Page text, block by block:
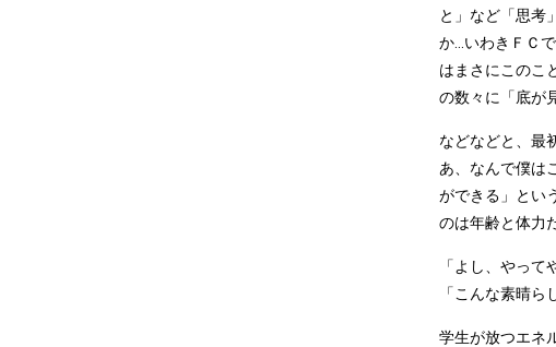
と」など「思考
か...いわきＦＣ
はまさにこのこ
の数々に「底が
などなどと、最
あ、なんで僕は
ができる」とい
のは年齢と体力
「よし、やって
「こんな素晴ら
学生が放つエネ